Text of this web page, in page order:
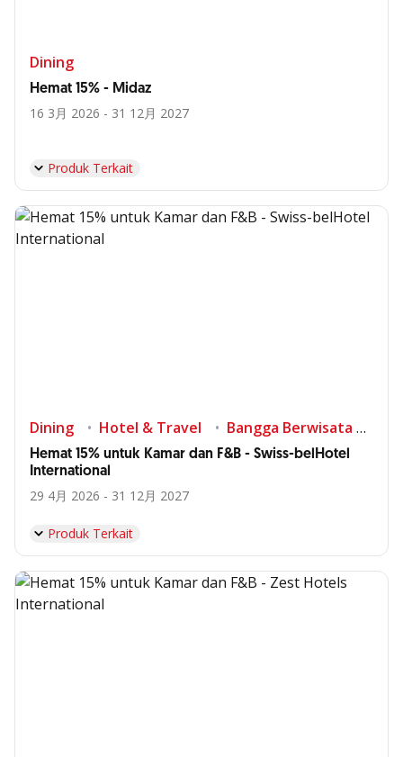
Dining
Hemat 15% - Midaz
16 3月 2026 - 31 12月 2027
Produk Terkait
Dining Hotel & Travel Bangga Berwisata di Indonesia
Hemat 15% untuk Kamar dan F&B - Swiss-belHotel
International
29 4月 2026 - 31 12月 2027
Produk Terkait